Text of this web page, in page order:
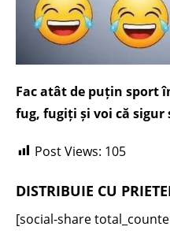
Fac atât de puțin sport
fug, fugiți și voi că sigur
Post Views: 105
DISTRIBUIE CU
[social-share